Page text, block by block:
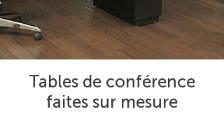
Tables de conférence
faites sur mesure